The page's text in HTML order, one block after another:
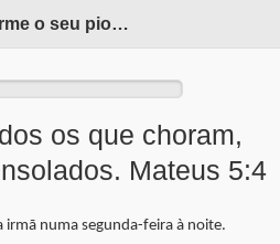
Transforme o seu pior dia numa bênção
os que choram,
Mateus 5:4
irmã numa segunda-feira à noite.